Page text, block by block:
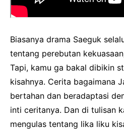
Biasanya drama Saeguk
tentang perebutan
Tapi, kamu ga bakal dibikin
kisahnya. Cerita bagaimana
bertahan dan beradaptasi
inti ceritanya. Dan di tulisan
mengulas tentang lika liku